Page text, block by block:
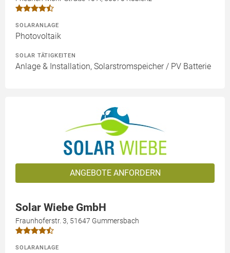
SOLARANLAGE
Photovoltaik
SOLAR TÄTIGKEITEN
Anlage & Installation, Solarstromspeicher / PV Batterie
ANGEBOTE ANFORDERN
Solar Wiebe GmbH
Fraunhoferstr. 3, 51647 Gummersbach
SOLARANLAGE